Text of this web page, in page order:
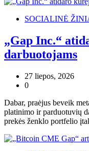
SOCIALINĖ
„Gap Inc.“
darbuotojams
27 liepos, 2026
0
Dabar, praėjus beveik
platinimo ir parduotuvių
prekės ženklo portfelio